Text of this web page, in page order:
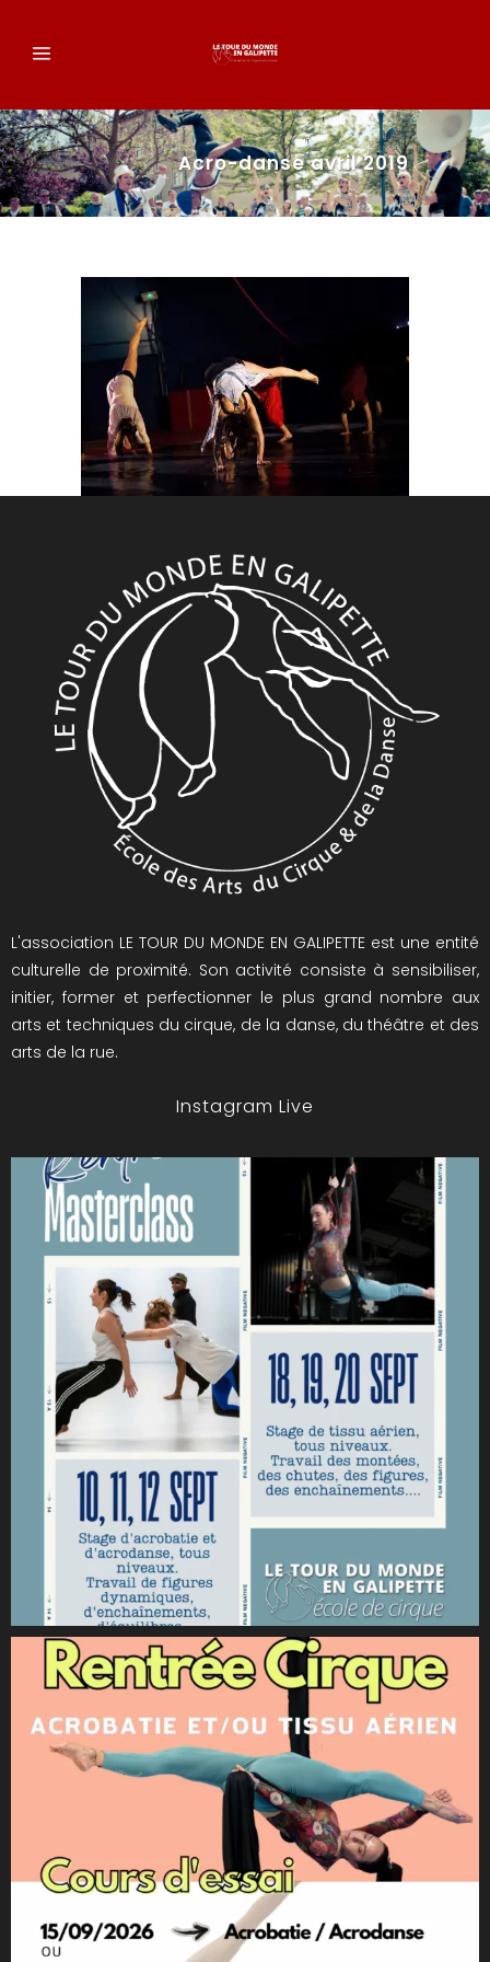
Acro-danse avril 2019
L'association LE TOUR DU MONDE EN GALIPETTE est une entité
culturelle de proximité. Son activité consiste à sensibiliser,
initier, former et perfectionner le plus grand nombre aux
arts et techniques du cirque, de la danse, du théâtre et des
arts de la rue.
Instagram Live